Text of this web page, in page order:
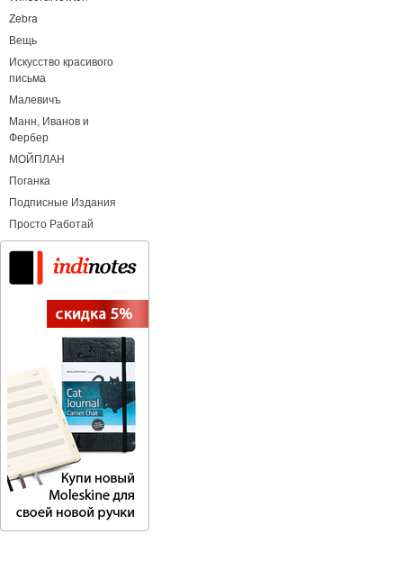
Zebra
Вещь
Искусство красивого
письма
Малевичъ
Манн, Иванов и
Фербер
МОЙПЛАН
Поганка
Подписные Издания
Просто Работай